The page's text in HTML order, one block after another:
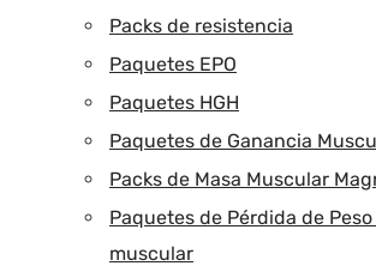
Packs de resistencia
Paquetes EPO
Paquetes HGH
Paquetes de Ganancia
Packs de Masa Muscular
Paquetes de Pérdida de
muscular